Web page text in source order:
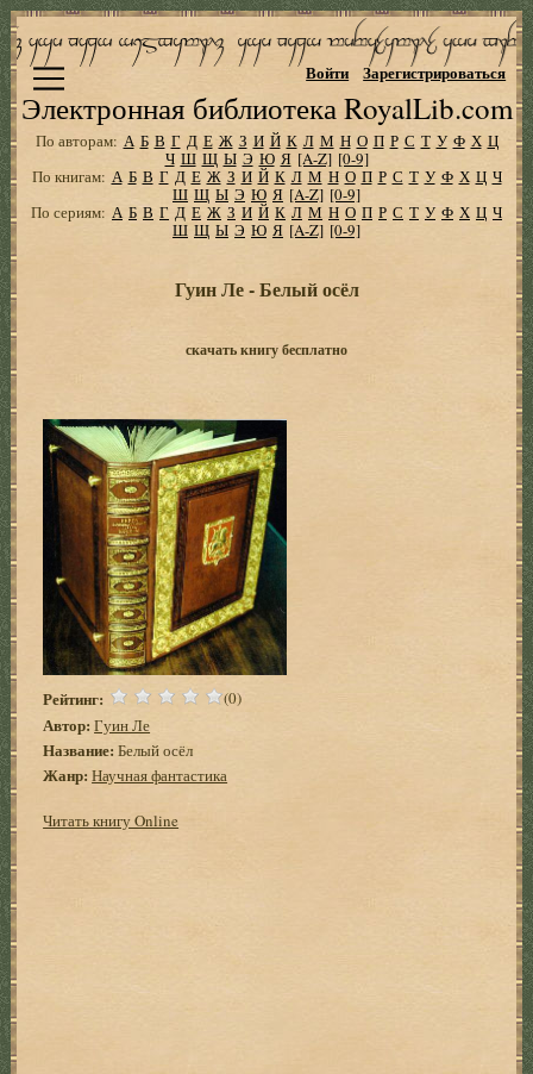
Электронная библиотека RoyalLib.com
Войти Зарегистрироваться
По авторам: А Б В Г Д Е Ж З И Й К Л М Н О П Р С Т У Ф Х Ц
Ч Ш Щ Ы Э Ю Я [A-Z] [0-9]
По книгам: А Б В Г Д Е Ж З И Й К Л М Н О П Р С Т У Ф Х Ц Ч
Ш Щ Ы Э Ю Я [A-Z] [0-9]
По сериям: А Б В Г Д Е Ж З И Й К Л М Н О П Р С Т У Ф Х Ц Ч
Ш Щ Ы Э Ю Я [A-Z] [0-9]
Гуин Ле - Белый осёл
скачать книгу бесплатно
Рейтинг: (0)
Автор: Гуин Ле
Название: Белый осёл
Жанр: Научная фантастика
Читать книгу Online